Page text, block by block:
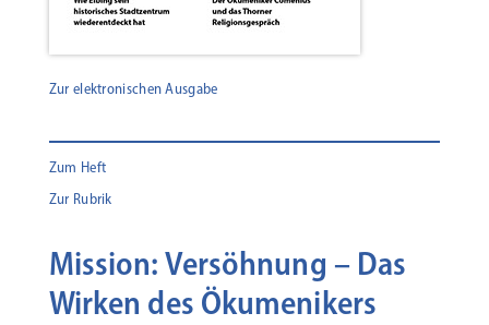
Zur elektronischen Ausgabe
Zum Heft
Zur Rubrik
Mission: Versöhnung – Das
Wirken des Ökumenikers